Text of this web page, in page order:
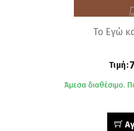
Το Εγώ
Τιμή:
Άμεσα διαθέσιμο.